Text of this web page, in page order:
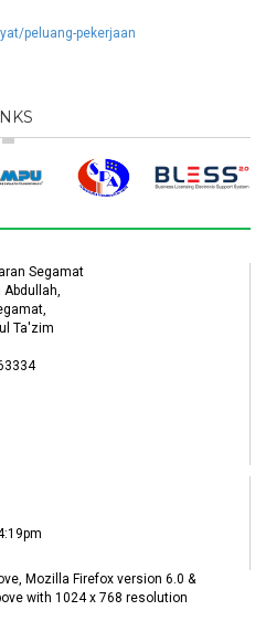
peluang-pekerjaan
Segamat
Abdullah,
Ta'zim
Mozilla Firefox version 6.0 &
with 1024 x 768 resolution